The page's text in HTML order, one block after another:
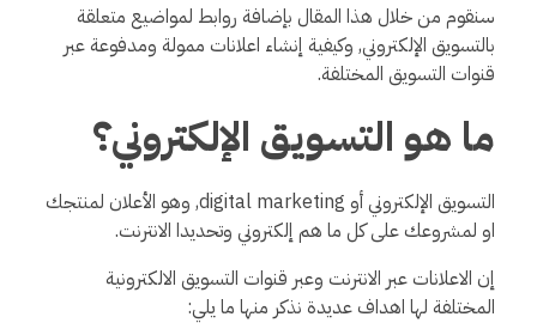
سنقوم من خلال هذا المقال بإضافة روابط لمواضيع متعلقة
بالتسويق الإلكتروني, وكيفية إنشاء اعلانات ممولة ومدفوعة عبر
قنوات التسويق المختلفة.
ما هو التسويق الإلكتروني؟
التسويق الإلكتروني أو digital marketing, وهو الأعلان لمنتجك
او لمشروعك على كل ما هم إلكتروني وتحديدا الانترنت.
إن الاعلانات عبر الانترنت وعبر قنوات التسويق الالكترونية
المختلفة لها اهداف عديدة نذكر منها ما يلي: